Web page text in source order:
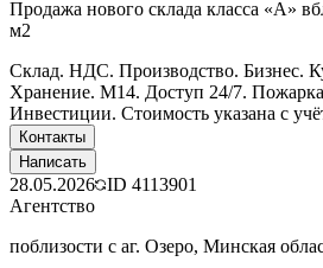
Продажа нового склада класса «А»
м2
Склад. НДС. Производство. Бизнес.
Хранение. М14. Доступ 24/7.
Инвестиции. Стоимость указана с
Контакты
Написать
28.05.2026 ID 4113901
Агентство
поблизости с аг. Озеро, Минская